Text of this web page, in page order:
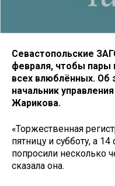
Севастопольские
февраля, чтобы пары
всех влюблённых. Об
начальник
Жарикова.
«Торжественная
пятницу и субботу, а
попросили несколько
сказала она.